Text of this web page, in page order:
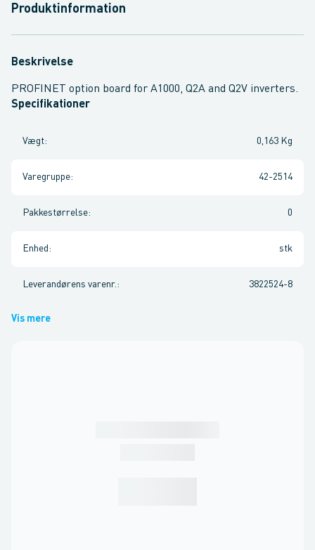
Produktinformation
Beskrivelse
PROFINET option board for A1000, Q2A and Q2V inverters.
Specifikationer
Vægt: 0,163 Kg
Varegruppe: 42-2514
Pakkestørrelse: 0
Enhed : stk
Leverandørens varenr. : 3822524-8
Vis mere